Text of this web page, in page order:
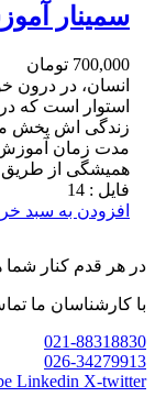
سمینار
700,000 تومان
انسان، در درون
استوار است که
زندگی اش پخش
همیشگی از طریق
فایل : 14
افزودن به سبد
در هر قدم کنار شما
با کارشناسان ما
021-88318830
026-34279913
Linkedin X-twitter